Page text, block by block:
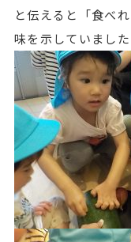
と伝えると「食べ
味を示していました